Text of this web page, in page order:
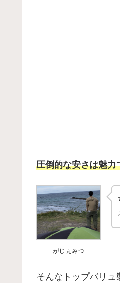
圧倒的な安さは魅力
がじぇみつ
そんなトップバリュ